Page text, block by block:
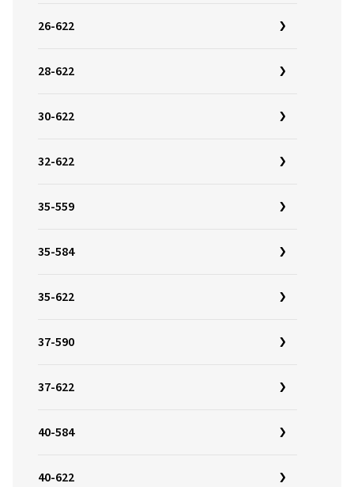
26-622
28-622
30-622
32-622
35-559
35-584
35-622
37-590
37-622
40-584
40-622